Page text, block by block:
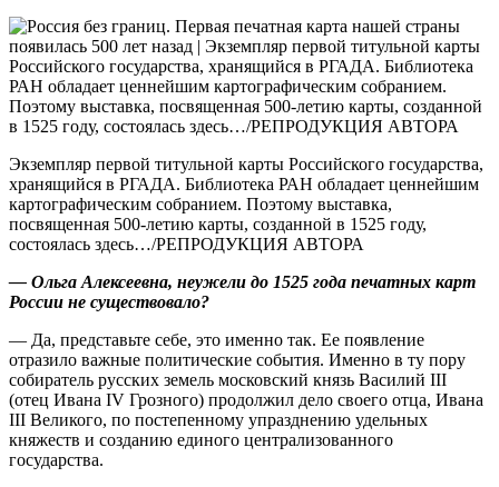
Экземпляр первой титульной карты Российского государства,
хранящийся в РГАДА. Библиотека РАН обладает ценнейшим
картографическим собранием. Поэтому выставка,
посвященная 500‑летию карты, созданной в 1525 году,
состоялась здесь…/РЕПРОДУКЦИЯ АВТОРА
— Ольга Алексеевна, неужели до 1525 года печатных карт
России не существовало?
— Да, представьте себе, это именно так. Ее появление
отразило важные политические события. Именно в ту пору
собиратель русских земель московский князь Василий III
(отец Ивана IV Грозного) продолжил дело своего отца, Ивана
III Великого, по постепенному упразднению удельных
княжеств и созданию единого централизованного
государства.